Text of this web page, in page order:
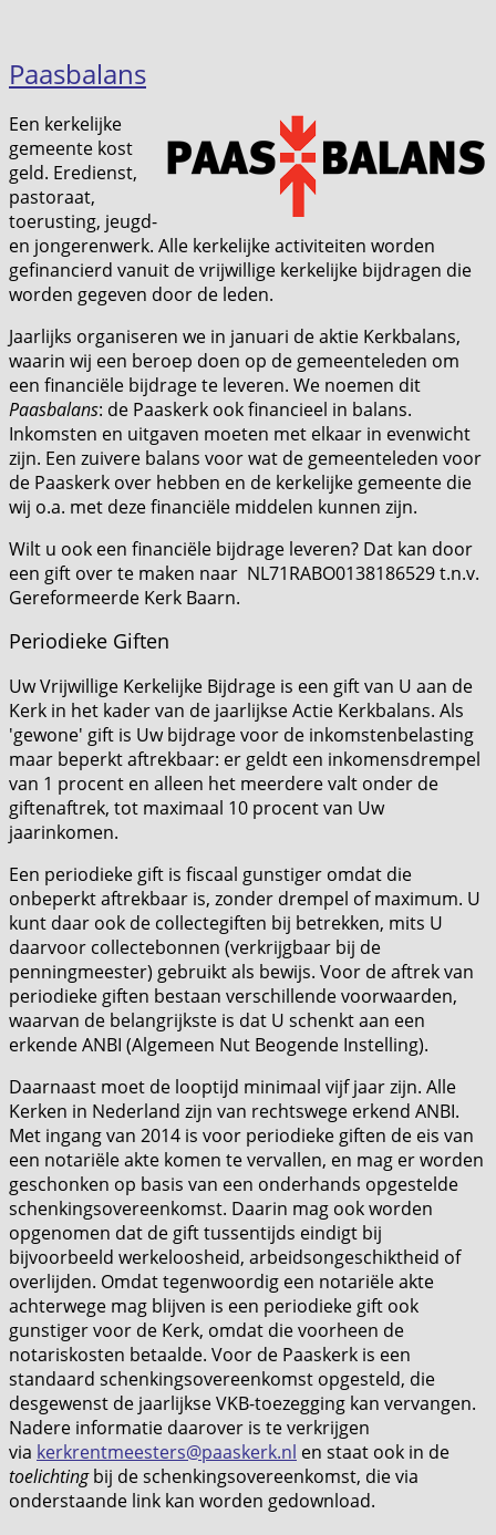
Paasbalans
Een kerkelijke
gemeente kost
geld. Eredienst,
pastoraat,
toerusting, jeugd-
en jongerenwerk. Alle kerkelijke activiteiten worden
gefinancierd vanuit de vrijwillige kerkelijke bijdragen die
worden gegeven door de leden.
Jaarlijks organiseren we in januari de aktie Kerkbalans,
waarin wij een beroep doen op de gemeenteleden om
een financiële bijdrage te leveren. We noemen dit
Paasbalans: de Paaskerk ook financieel in balans.
Inkomsten en uitgaven moeten met elkaar in evenwicht
zijn. Een zuivere balans voor wat de gemeenteleden voor
de Paaskerk over hebben en de kerkelijke gemeente die
wij o.a. met deze financiële middelen kunnen zijn.
Wilt u ook een financiële bijdrage leveren? Dat kan door
een gift over te maken naar NL71RABO0138186529 t.n.v.
Gereformeerde Kerk Baarn.
Periodieke Giften
Uw Vrijwillige Kerkelijke Bijdrage is een gift van U aan de
Kerk in het kader van de jaarlijkse Actie Kerkbalans. Als
'gewone' gift is Uw bijdrage voor de inkomstenbelasting
maar beperkt aftrekbaar: er geldt een inkomensdrempel
van 1 procent en alleen het meerdere valt onder de
giftenaftrek, tot maximaal 10 procent van Uw
jaarinkomen.
Een periodieke gift is fiscaal gunstiger omdat die
onbeperkt aftrekbaar is, zonder drempel of maximum. U
kunt daar ook de collectegiften bij betrekken, mits U
daarvoor collectebonnen (verkrijgbaar bij de
penningmeester) gebruikt als bewijs. Voor de aftrek van
periodieke giften bestaan verschillende voorwaarden,
waarvan de belangrijkste is dat U schenkt aan een
erkende ANBI (Algemeen Nut Beogende Instelling).
Daarnaast moet de looptijd minimaal vijf jaar zijn. Alle
Kerken in Nederland zijn van rechtswege erkend ANBI.
Met ingang van 2014 is voor periodieke giften de eis van
een notariële akte komen te vervallen, en mag er worden
geschonken op basis van een onderhands opgestelde
schenkingsovereenkomst. Daarin mag ook worden
opgenomen dat de gift tussentijds eindigt bij
bijvoorbeeld werkeloosheid, arbeidsongeschiktheid of
overlijden. Omdat tegenwoordig een notariële akte
achterwege mag blijven is een periodieke gift ook
gunstiger voor de Kerk, omdat die voorheen de
notariskosten betaalde. Voor de Paaskerk is een
standaard schenkingsovereenkomst opgesteld, die
desgewenst de jaarlijkse VKB-toezegging kan vervangen.
Nadere informatie daarover is te verkrijgen
via kerkrentmeesters@paaskerk.nl en staat ook in de
toelichtingbij de schenkingsovereenkomst, die via
onderstaande link kan worden gedownload.